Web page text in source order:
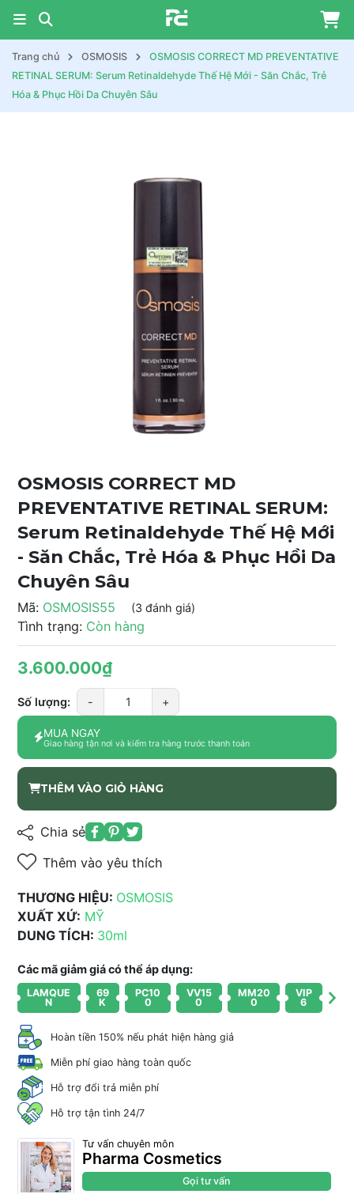
Trang chủ OSMOSIS
OSMOSIS CORRECT MD PREVENTATIVE
RETINAL SERUM: Serum Retinaldehyde Thế Hệ Mới - Săn Chắc, Trẻ
Hóa & Phục Hồi Da Chuyên Sâu
OSMOSIS CORRECT MD
PREVENTATIVE RETINAL SERUM:
Serum Retinaldehyde Thế Hệ Mới
- Săn Chắc, Trẻ Hóa & Phục Hồi Da
Chuyên Sâu
Mã: OSMOSIS55 (3 đánh giá)
Tình trạng: Còn hàng
3.600.000₫
Số lượng: - +
MUA NGAY
Giao hàng tận nơi và kiểm tra hàng trước thanh toán
THÊM VÀO GIỎ HÀNG
Chia sẻ
Thêm vào yêu thích
THƯƠNG HIỆU: OSMOSIS
XUẤT XỨ: MỸ
DUNG TÍCH: 30ml
Các mã giảm giá có thể áp dụng:
LAMQUE
N
69
K
PC10
0
VV15
0
MM20
0
VIP
6
Hoàn tiền 150% nếu phát hiện hàng giả
Miễn phí giao hàng toàn quốc
Hỗ trợ đổi trả miễn phí
Hỗ trợ tận tình 24/7
Tư vấn chuyên môn
Pharma Cosmetics
Gọi tư vấn